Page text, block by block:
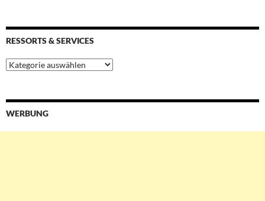
RESSORTS & SERVICES
Ressorts
&
WERBUNG